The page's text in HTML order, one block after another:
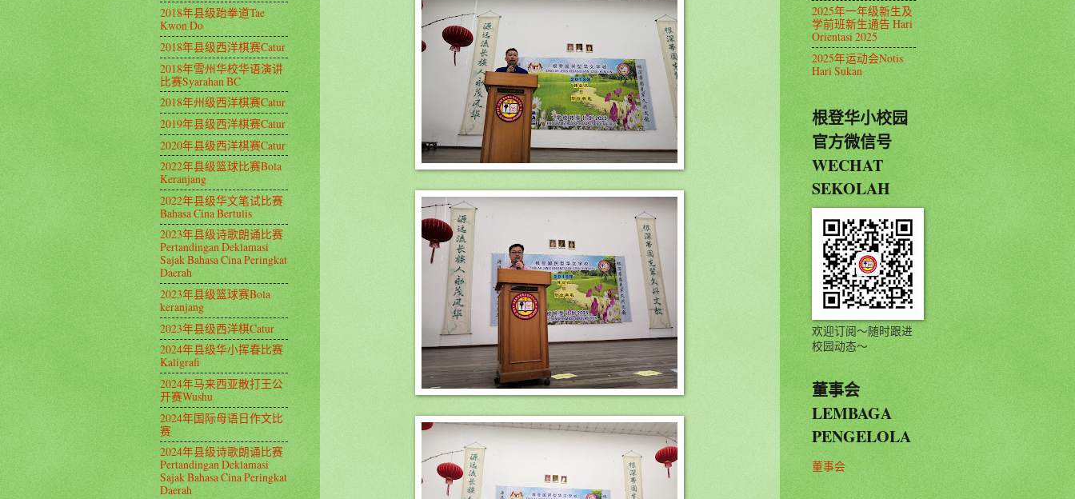
2018年县级跆拳道Tae
Kwon Do
2018年县级西洋棋赛Catur
2018年雪州华校华语演讲
比赛Syarahan BC
2018年州级西洋棋赛Catur
2019年县级西洋棋赛Catur
2020年县级西洋棋赛Catur
2022年县级篮球比赛Bola
Keranjang
2022年县级华文笔试比赛
Bahasa Cina Bertulis
2023年县级诗歌朗诵比赛
Pertandingan Deklamasi
Sajak Bahasa Cina Peringkat
Daerah
2023年县级篮球赛Bola
keranjang
2023年县级西洋棋Catur
2024年县级华小挥春比赛
Kaligrafi
2024年马来西亚散打王公
开赛Wushu
2024年国际母语日作文比
赛
2024年县级诗歌朗诵比赛
Pertandingan Deklamasi
Sajak Bahasa Cina Peringkat
Daerah
2025年一年级新生及
学前班新生通告 Hari
Orientasi 2025
2025年运动会Notis
Hari Sukan
根登华小校园
官方微信号
WECHAT
SEKOLAH
欢迎订阅～随时跟进
校园动态～
董事会
LEMBAGA
PENGELOLA
董事会